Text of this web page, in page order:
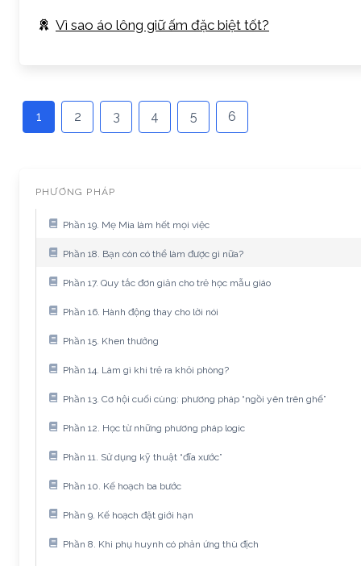
Vì sao áo lông giữ ấm đặc biệt tốt?
1 2 3 4 5 6
PHƯƠNG PHÁP
Phần 19. Mẹ Mia làm hết mọi việc
Phần 18. Bạn còn có thể làm được gì nữa?
Phần 17. Quy tắc đơn giản cho trẻ học mẫu giáo
Phần 16. Hành động thay cho lời nói
Phần 15. Khen thưởng
Phần 14. Làm gì khi trẻ ra khỏi phòng?
Phần 13. Cơ hội cuối cùng: phương pháp “ngồi yên trên ghế”
Phần 12. Học từ những phương pháp logic
Phần 11. Sử dụng kỹ thuật “đĩa xước”
Phần 10. Kế hoạch ba bước
Phần 9. Kế hoạch đặt giới hạn
Phần 8. Khi phụ huynh có phản ứng thù địch